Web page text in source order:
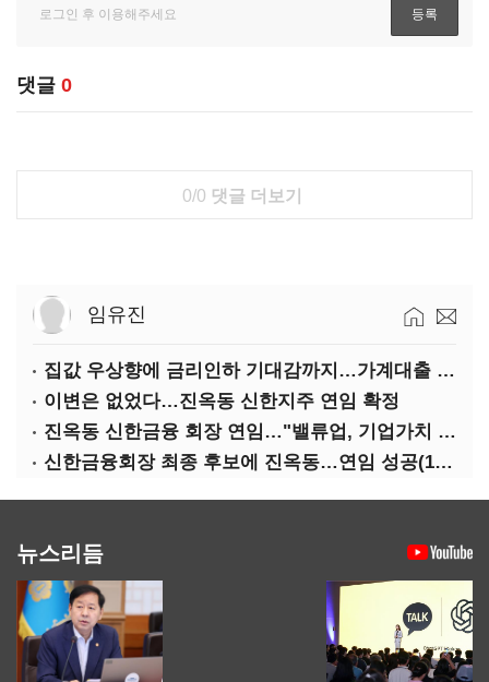
댓글 0
0/0 댓글 더보기
임유진
집값 우상향에 금리인하 기대감까지…가계대출 뇌관
이변은 없었다…진옥동 신한지주 연임 확정
진옥동 신한금융 회장 연임…"밸류업, 기업가치 키워"(상보)
신한금융회장 최종 후보에 진옥동…연임 성공(1보)
뉴스리듬